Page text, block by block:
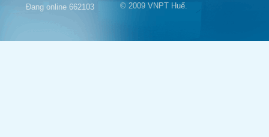
Đang online 662103
© 2009 VNPT Huế.